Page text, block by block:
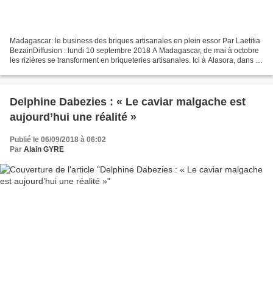
Madagascar: le business des briques artisanales en plein essor Par Laetitia
BezainDiffusion : lundi 10 septembre 2018 A Madagascar, de mai à octobre
les rizières se transforment en briqueteries artisanales. Ici à Alasora, dans le
Delphine Dabezies : « Le caviar malgache est
aujourd’hui une réalité »
Publié le 06/09/2018 à 06:02
Par Alain GYRE